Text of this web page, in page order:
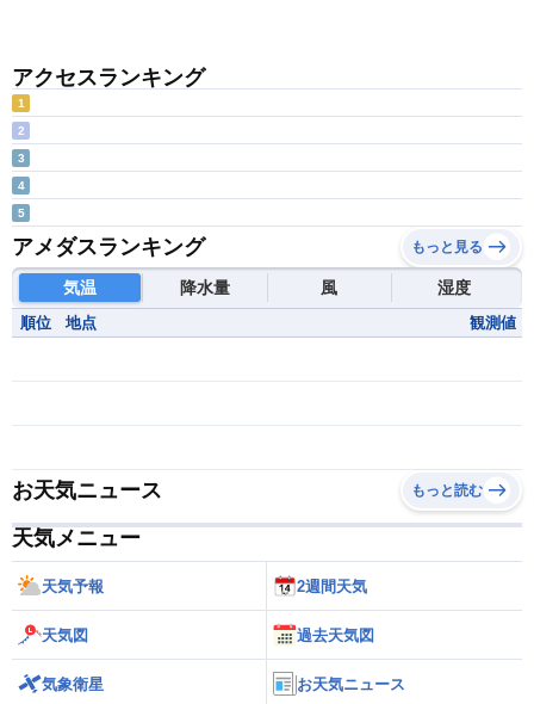
アクセスランキング
1
2
3
4
5
アメダスランキング もっと見る
気温 降水量 風 湿度
順位 地点 観測値
お天気ニュース もっと読む
天気メニュー
天気予報 2週間天気
天気図 過去天気図
気象衛星 お天気ニュース